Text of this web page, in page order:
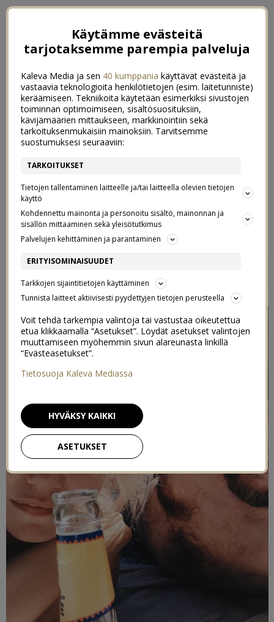
ALLA VAAHTERAPUUN VIELÄ VÄHÄN BLONDIMPI
OLLAAN NYT VÄHÄN TÄLLEE
8/06/2017
Käytämme evästeitä
tarjotaksemme parempia palveluja
Kaleva Media ja sen 40 kumppania käyttävät evästeitä ja
vastaavia teknologioita henkilötietojen (esim. laitetunniste)
keräämiseen. Tekniikoita käytetään esimerkiksi sivustojen
toiminnan optimoimiseen, sisältösuosituksiin,
kävijämäärien mittaukseen, markkinointiin sekä
tarkoituksenmukaisiin mainoksiin. Tarvitsemme
suostumuksesi seuraaviin:
TARKOITUKSET
Tietojen tallentaminen laitteelle ja/tai laitteella olevien tietojen
käyttö
Kohdennettu mainonta ja personoitu sisältö, mainonnan ja
sisällön mittaaminen sekä yleisötutkimus
Palvelujen kehittäminen ja parantaminen
ERITYISOMINAISUUDET
Tarkkojen sijaintitietojen käyttäminen
Tunnista laitteet aktiivisesti pyydettyjen tietojen perusteella
Voit tehdä tarkempia valintoja tai vastustaa oikeutettua
etua klikkaamalla “Asetukset”. Löydät asetukset valintojen
muuttamiseen myöhemmin sivun alareunasta linkillä
“Evästeasetukset”.
Tietosuoja Kaleva Mediassa
ASETUKSET
HYVÄKSY KAIKKI